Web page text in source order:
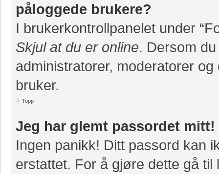
påloggede brukere?
I brukerkontrollpanelet under
Skjul at du er online. Dersom
administratorer, moderatorer
bruker.
Topp
Jeg har glemt passordet mitt!
Ingen panikk! Ditt passord kan
erstattet. For å gjøre dette gå